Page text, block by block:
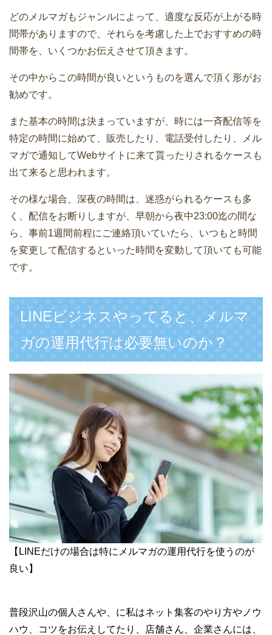
どのメルマガもジャンルによって、適度な反応が上がる時
間帯がありますので、それらを考慮した上でおすすめの時
間帯を、いくつかお伝えさせて頂きます。
その中からこの時間が良いというものを選んで頂く形がお
勧めです。
また基本の時間は決まっていますが、時には一斉配信等を
特定の時間に始めて、販売したり、電話受付したり、メル
マガで通知してWebサイトに来て貰ったりされるケースも
出て来ると思われます。
その様な場合、深夜の時間は、迷惑がられるケースも多
く、配信をお断りしますが、早朝から夜中23:00迄の間な
ら、事前1週間前程にご連絡頂いていたら、いつもと時間
を変更して配信するといった時間を変動して頂いても可能
です。
LINEビジネスやってると、メルマ
ガの運用代行は必要無いのか？
【LINEだけの場合は特にメルマガの運用代行を使うのが
良い】
普段沢山の個人さんや、に私はネット集客のやり方やノウ
ハウ、コツをお伝えしてたり、店舗さん、企業さんには、